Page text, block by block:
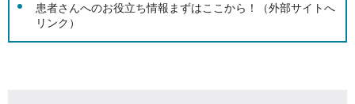
患者さんへのお役立ち情報まずはここから！（外部サイトへ
リンク）